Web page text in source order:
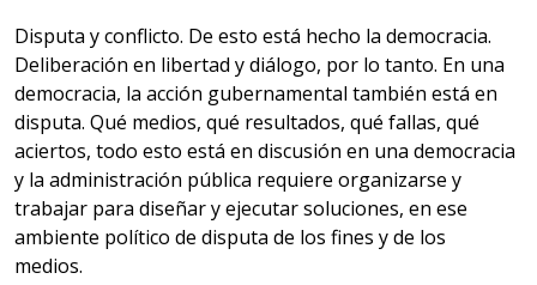
Disputa y conflicto. De esto está hecho la democracia.
Deliberación en libertad y diálogo, por lo tanto. En una
democracia, la acción gubernamental también está en
disputa. Qué medios, qué resultados, qué fallas, qué
aciertos, todo esto está en discusión en una democracia
y la administración pública requiere organizarse y
trabajar para diseñar y ejecutar soluciones, en ese
ambiente político de disputa de los fines y de los
medios.